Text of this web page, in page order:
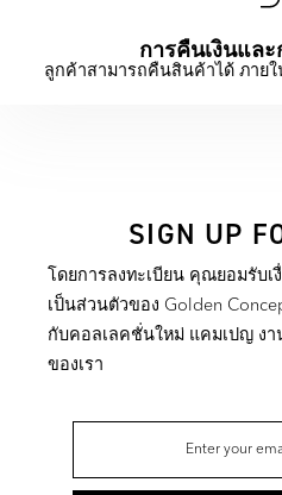
การคืนเงินแล
ลูกค้าสามารถคืนสินค้าได้ ภาย
SIGN UP
โดยการลงทะเบียน คุณยอมรับ
เป็นส่วนตัวของ Golden
กับคอลเลคชั่นใหม่ แคมเปญ งา
ของเรา